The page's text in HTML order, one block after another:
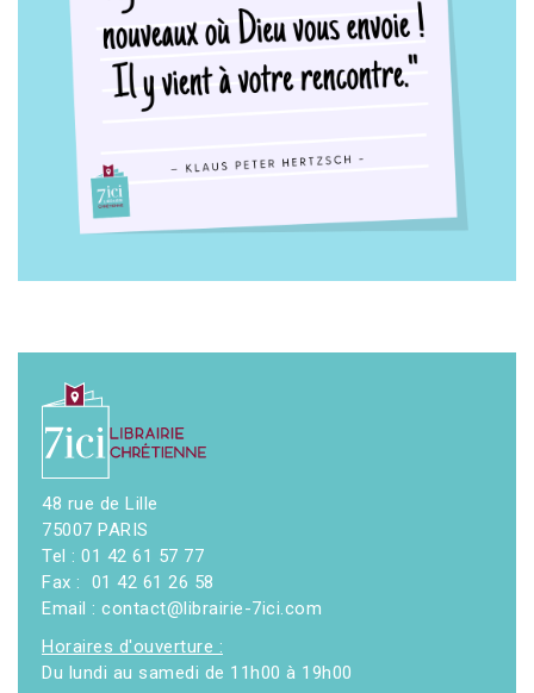
48 rue de Lille
75007 PARIS
Tel : 01 42 61 57 77
Fax : 01 42 61 26 58
Email : contact@librairie-7ici.com
Horaires d'ouverture :
Du lundi au samedi de 11h00 à 19h00